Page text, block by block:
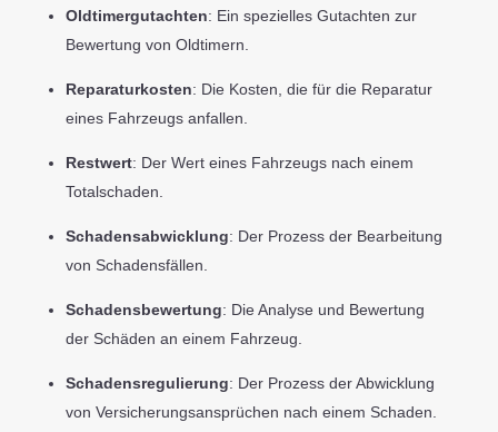
Oldtimergutachten: Ein spezielles Gutachten zur
Bewertung von Oldtimern.
Reparaturkosten: Die Kosten, die für die Reparatur
eines Fahrzeugs anfallen.
Restwert: Der Wert eines Fahrzeugs nach einem
Totalschaden.
Schadensabwicklung: Der Prozess der Bearbeitung
von Schadensfällen.
Schadensbewertung: Die Analyse und Bewertung
der Schäden an einem Fahrzeug.
Schadensregulierung: Der Prozess der Abwicklung
von Versicherungsansprüchen nach einem Schaden.